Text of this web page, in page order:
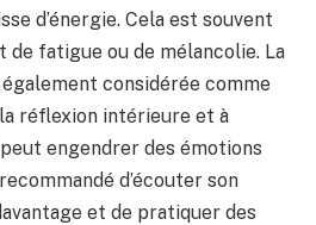
d’énergie. Cela est souvent
de fatigue ou de mélancolie. La
considérée comme
réflexion intérieure et à
engendrer des émotions
d’écouter son
et de pratiquer des